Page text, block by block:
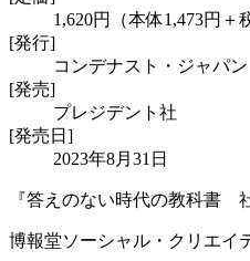
1,620円（本体1,473円＋
[発行]
コンデナスト・ジャパン
[発売]
プレジデント社
[発売日]
2023年8月31日
『答えのない時代の教科書
博報堂ソーシャル・クリエイ